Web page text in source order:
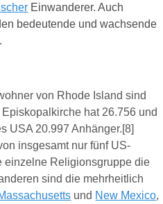
Einwanderer. Auch
bedeutende und wachsende
von Rhode Island sind
hat 26.756 und
USA 20.997 Anhänger.[8]
insgesamt nur fünf US-
einzelne Religionsgruppe die
sind die mehrheitlich
und New Mexico,